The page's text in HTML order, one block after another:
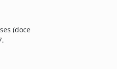
(doce